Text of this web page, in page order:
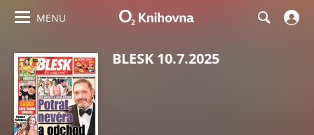
MENU
BLESK 10.7.2025